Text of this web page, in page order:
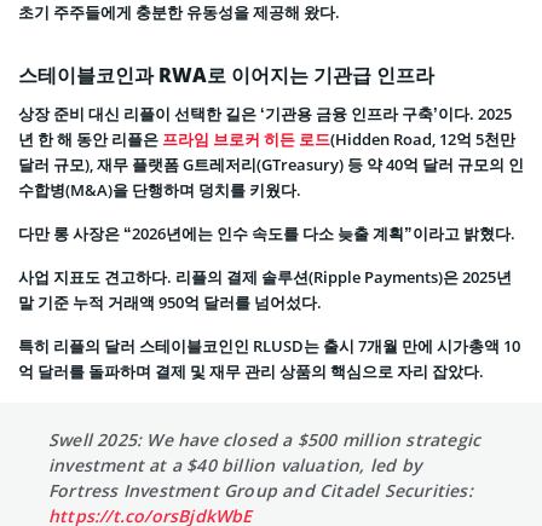
초기 주주들에게 충분한 유동성을 제공해 왔다.
스테이블코인과 RWA로 이어지는 기관급 인프라
상장 준비 대신 리플이 선택한 길은 ‘기관용 금융 인프라 구축’이다. 2025
년 한 해 동안 리플은 프라임 브로커 히든 로드(Hidden Road, 12억 5천만
달러 규모), 재무 플랫폼 G트레저리(GTreasury) 등 약 40억 달러 규모의 인
수합병(M&A)을 단행하며 덩치를 키웠다.
다만 롱 사장은 “2026년에는 인수 속도를 다소 늦출 계획”이라고 밝혔다.
사업 지표도 견고하다. 리플의 결제 솔루션(Ripple Payments)은 2025년
말 기준 누적 거래액 950억 달러를 넘어섰다.
특히 리플의 달러 스테이블코인인 RLUSD는 출시 7개월 만에 시가총액 10
억 달러를 돌파하며 결제 및 재무 관리 상품의 핵심으로 자리 잡았다.
Swell 2025: We have closed a $500 million strategic
investment at a $40 billion valuation, led by
Fortress Investment Group and Citadel Securities:
https://t.co/orsBjdkWbE